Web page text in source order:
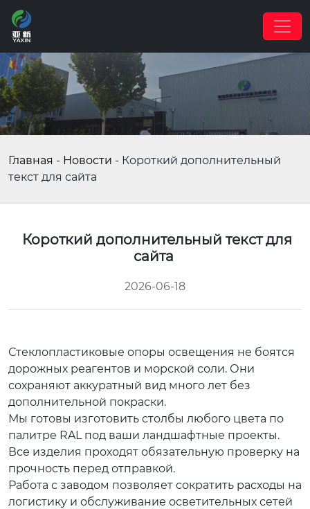
Главная - Новости - Короткий дополнительный
текст для сайта
Короткий дополнительный текст для
сайта
2026-06-18
Стеклопластиковые опоры освещения не боятся
дорожных реагентов и морской соли. Они
сохраняют аккуратный вид много лет без
дополнительной покраски.
Мы готовы изготовить столбы любого цвета по
палитре RAL под ваши ландшафтные проекты.
Все изделия проходят обязательную проверку на
прочность перед отправкой.
Работа с заводом позволяет сократить расходы на
логистику и обслуживание осветительных сетей